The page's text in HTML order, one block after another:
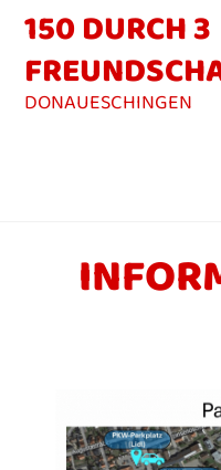
150 DURCH 3